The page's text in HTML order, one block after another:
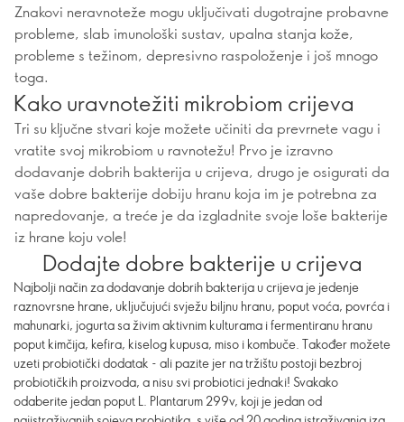
Znakovi neravnoteže mogu uključivati dugotrajne probavne
probleme, slab imunološki sustav, upalna stanja kože,
probleme s težinom, depresivno raspoloženje i još mnogo
toga.
Kako uravnotežiti mikrobiom crijeva
Tri su ključne stvari koje možete učiniti da prevrnete vagu i
vratite svoj mikrobiom u ravnotežu! Prvo je izravno
dodavanje dobrih bakterija u crijeva, drugo je osigurati da
vaše dobre bakterije dobiju hranu koja im je potrebna za
napredovanje, a treće je da izgladnite svoje loše bakterije
iz hrane koju vole!
Dodajte dobre bakterije u crijeva
Najbolji način za dodavanje dobrih bakterija u crijeva je jedenje
raznovrsne hrane, uključujući svježu biljnu hranu, poput voća, povrća i
mahunarki, jogurta sa živim aktivnim kulturama i fermentiranu hranu
poput kimčija, kefira, kiselog kupusa, miso i kombuče. Također možete
uzeti probiotički dodatak - ali pazite jer na tržištu postoji bezbroj
probiotičkih proizvoda, a nisu svi probiotici jednaki! Svakako
odaberite jedan poput L. Plantarum 299v, koji je jedan od